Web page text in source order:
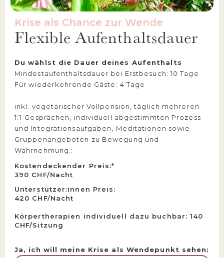
Krise als Chance zur Wende
Flexible Aufenthaltsdauer
Du wählst die Dauer deines Aufenthalts
Mindestaufenthaltsdauer bei Erstbesuch: 10 Tage
Für wiederkehrende Gäste: 4 Tage
inkl. vegetarischer Vollpension, täglich mehreren
1:1-Gesprächen, individuell abgestimmten Prozess-
und Integrationsaufgaben, Meditationen sowie
Gruppenangeboten zu Bewegung und
Wahrnehmung.:
Kostendeckender Preis:*
390 CHF/Nacht
Unterstützer:innen Preis:
420 CHF/Nacht
Körpertherapien individuell dazu buchbar: 140
CHF/Sitzung
Ja, ich will meine Krise als Wendepunkt sehen: